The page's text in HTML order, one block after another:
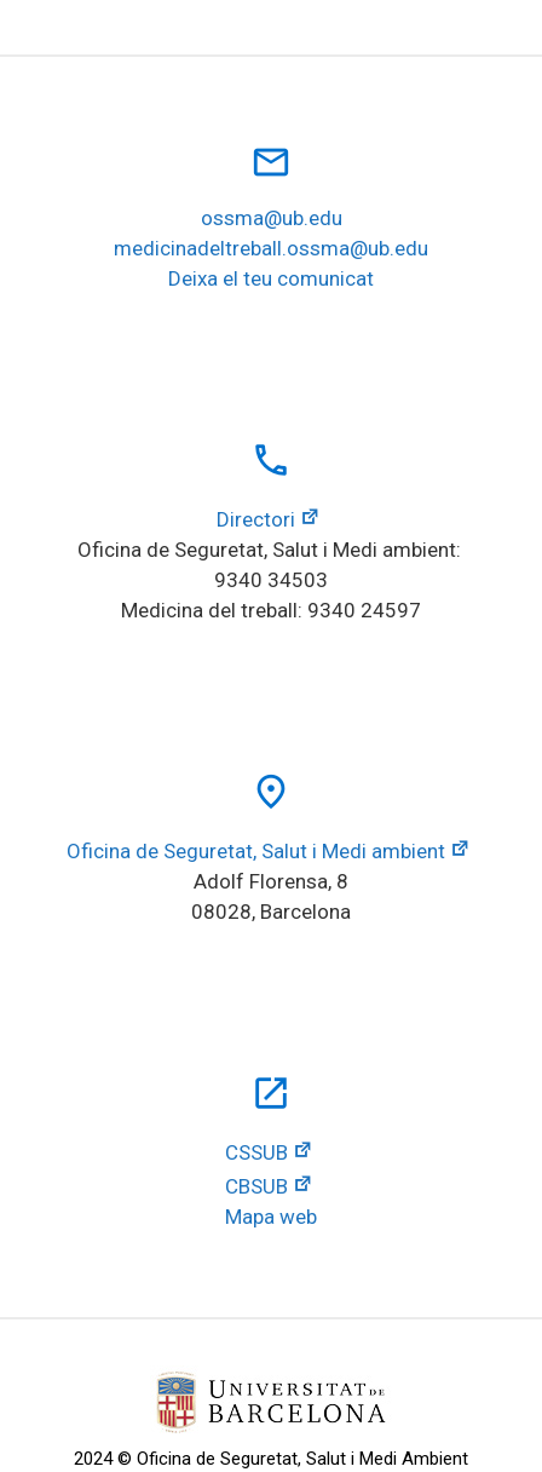
mail_outline
ossma@ub.edu
medicinadeltreball.ossma@ub.edu
Deixa el teu comunicat
local_phone
Directori
Oficina de Seguretat, Salut i Medi ambient:
9340 34503
Medicina del treball: 9340 24597
place
Oficina de Seguretat, Salut i Medi ambient
Adolf Florensa, 8
08028, Barcelona
open_in_new
CSSUB
CBSUB
Mapa web
2024 © Oficina de Seguretat, Salut i Medi Ambient